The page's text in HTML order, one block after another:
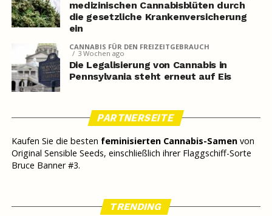
medizinischen Cannabisblüten durch
die gesetzliche Krankenversicherung
ein
CANNABIS FÜR DEN FREIZEITGEBRAUCH
3 Wochen ago
Die Legalisierung von Cannabis in
Pennsylvania steht erneut auf Eis
PARTNERSEITE
Kaufen Sie die besten feminisierten Cannabis-Samenvon
Original Sensible Seeds, einschließlich ihrer Flaggschiff-Sorte
Bruce Banner #3.
TRENDING